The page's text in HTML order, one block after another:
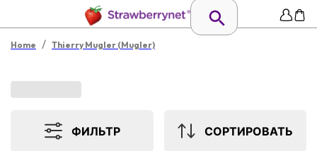
Home / Thierry Mugler (Mugler)
ФИЛЬТР СОРТИРОВАТЬ